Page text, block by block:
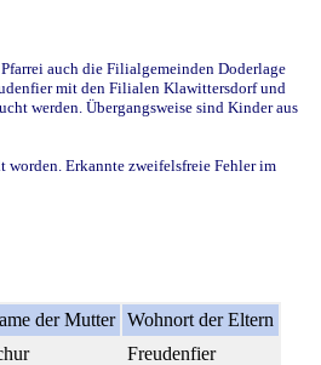
auch die Filialgemeinden Doderlage
mit den Filialen Klawittersdorf und
werden. Übergangsweise sind Kinder aus
Erkannte zweifelsfreie Fehler im
der Mutter Wohnort der Eltern
Freudenfier